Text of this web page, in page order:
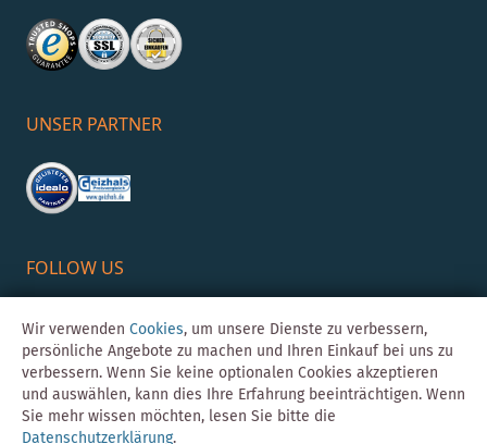
UNSER PARTNER
FOLLOW US
Wir verwenden Cookies, um unsere Dienste zu verbessern,
persönliche Angebote zu machen und Ihren Einkauf bei uns zu
verbessern. Wenn Sie keine optionalen Cookies akzeptieren
und auswählen, kann dies Ihre Erfahrung beeinträchtigen. Wenn
Sie mehr wissen möchten, lesen Sie bitte die
Datenschutzerklärung.